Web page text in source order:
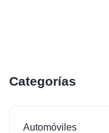
Categorías
Automóviles